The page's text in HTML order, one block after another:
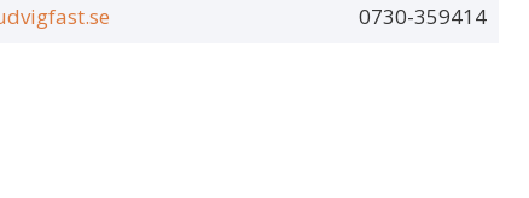
0730-359414